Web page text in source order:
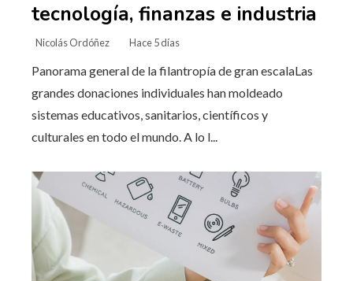
tecnología, finanzas e industria
Nicolás Ordóñez Hace 5 días
Panorama general de la filantropía de gran escalaLas
grandes donaciones individuales han moldeado
sistemas educativos, sanitarios, científicos y
culturales en todo el mundo. A lo l...